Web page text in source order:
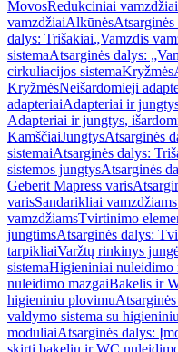
MovosRedukciniai vamzdžiai
vamzdžiaiAlkūnės
dalys: Trišakiai„Vamzdis
sistemaAtsarginės dalys:
cirkuliacijos sistemaKryžmės
KryžmėsNeišardomieji
adapteriaiAdapteriai ir
Adapteriai ir jungtys,
KamščiaiJungtysAtsarginės
sistemaiAtsarginės dalys:
sistemos jungtysAtsarginės
Geberit Mapress varis
varisSandarikliai
vamzdžiamsTvirtinimo
jungtimsAtsarginės dalys:
tarpikliaiVaržtų rinkinys
sistemaHigieniniai nuleidimo
nuleidimo mazgaiBakelis ir
higieniniu plovimu
valdymo sistema su
moduliaiAtsarginės dalys:
skirti bakelių ir WC